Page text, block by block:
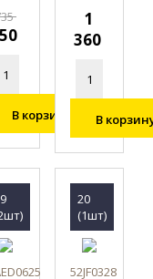
В корзину
1
360
В
20
(1шт)
52JF0328